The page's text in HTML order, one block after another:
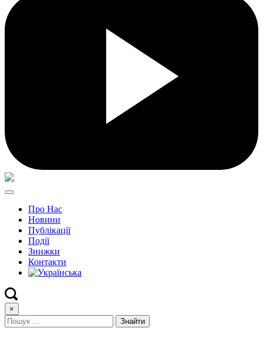
Про Нас
Новини
Публікації
Події
Знижки
Контакти
×